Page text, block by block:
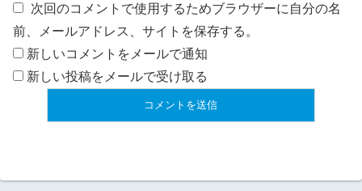
次回のコメントで使用するためブラウザーに自分の名
前、メールアドレス、サイトを保存する。
新しいコメントをメールで通知
新しい投稿をメールで受け取る